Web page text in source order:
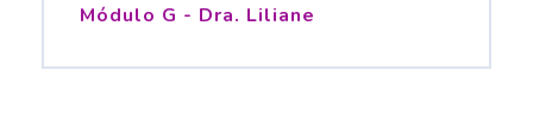
Módulo G - Dra. Liliane